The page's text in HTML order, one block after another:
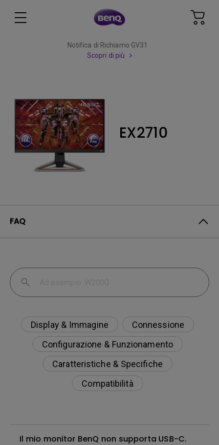
Notifica di Richiamo GV31
Scopri di più
EX2710
FAQ
Display & Immagine
Connessione
Configurazione & Funzionamento
Caratteristiche & Specifiche
Compatibilità
Il mio monitor BenQ non supporta USB-C.